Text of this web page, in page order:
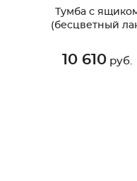
Тумба с
(бесцветный
10 610 руб.